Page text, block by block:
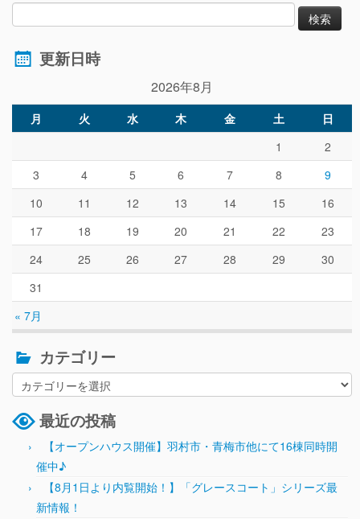
更新日時
2026年8月
月 火 水 木 金 土 日
« 7月
1
2
3
4 5 6 7 8
9
10
11 12 13 14 15
16
17
18 19 20 21 22
23
24
25 26 27 28 29
30
31
カテゴリー
最近の投稿
【オープンハウス開催】羽村市・青梅市他にて16棟同時開
催中♪
【8月1日より内覧開始！】「グレースコート」シリーズ最
新情報！